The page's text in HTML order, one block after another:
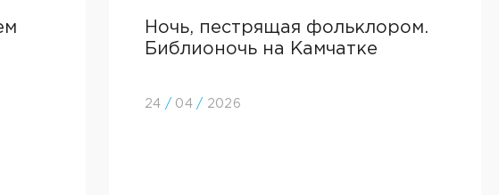
Ночь, пестрящая фольклором.
Библионочь на Камчатке
24 / 04/ 2026